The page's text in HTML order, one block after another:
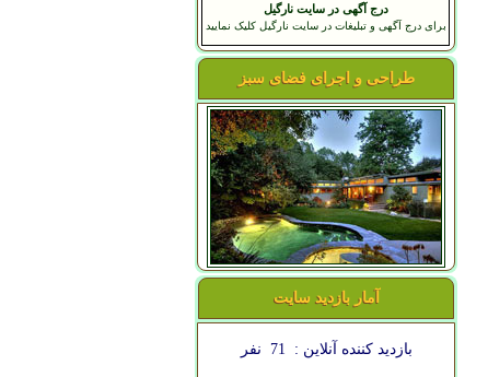
درج آگهی در سایت نارگیل
برای درج آگهی و تبلیغات در سایت نارگیل کلیک نمایید
طراحی و اجرای فضای سبز
آمار بازدید سایت
بازدید کننده آنلاین : 71 نفر